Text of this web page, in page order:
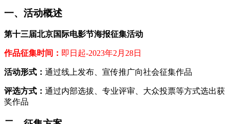
一、活动概述
第十三届北京国际电影节海报征集活动
作品征集时间： 即日起-2023年2月28日
活动形式： 通过线上发布、宣传推广向社会征集作品
评选方式： 通过内部选拔、专业评审、大众投票等方式选出获
奖作品